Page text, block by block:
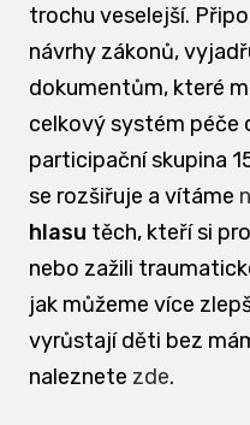
trochu veselejší.
návrhy zákonů,
dokumentům, které
celkový systém péče
participační skupina
se rozšiřuje a vítáme
hlasu těch, kteří si
nebo zažili
jak můžeme více
vyrůstají děti bez
naleznete zde.